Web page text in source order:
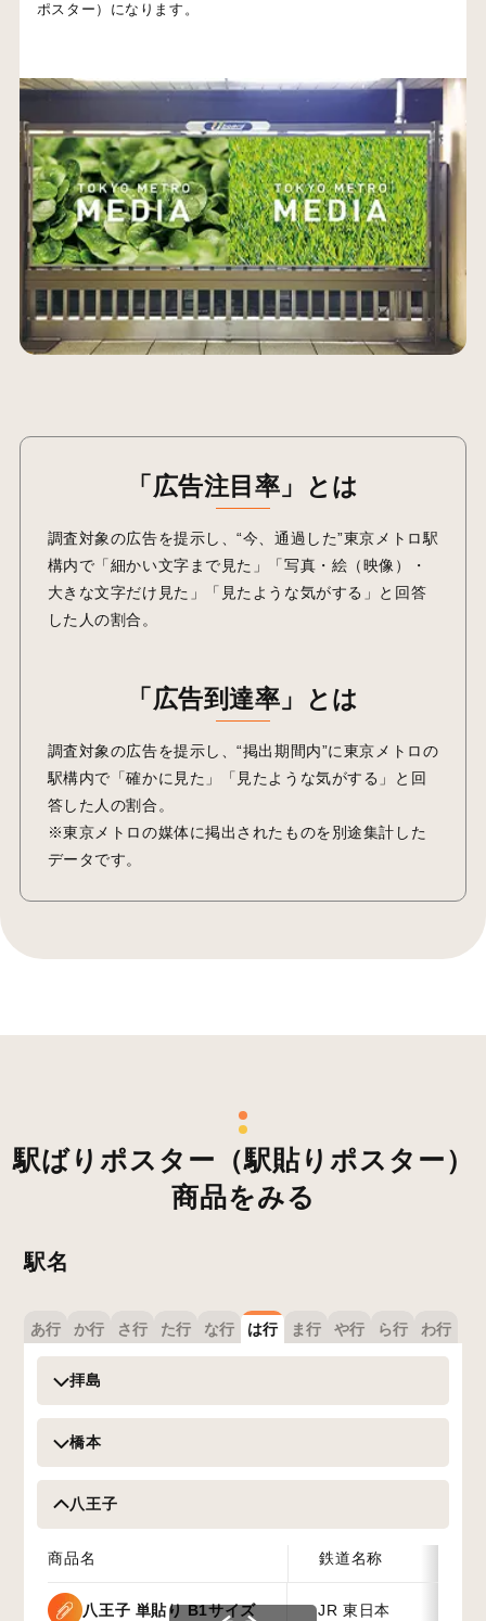
ポスター）になります。
「広告注目率」とは
調査対象の広告を提示し、“今、通過した”東京メトロ駅
構内で「細かい文字まで見た」「写真・絵（映像）・
大きな文字だけ見た」「見たような気がする」と回答
した人の割合。
「広告到達率」とは
調査対象の広告を提示し、“掲出期間内”に東京メトロの
駅構内で「確かに見た」「見たような気がする」と回
答した人の割合。
※東京メトロの媒体に掲出されたものを別途集計した
データです。
駅ばりポスター（駅貼りポスター）
商品をみる
駅名
あ行 か行 さ行 た行 な行 は行 ま行 や行 ら行 わ行
拝島
橋本
八王子
商品名 鉄道名称
八王子 単貼り B1サイズ JR 東日本